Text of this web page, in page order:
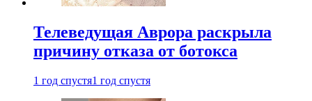
Телеведущая Аврора раскрыла
причину отказа от ботокса
1 год спустя1 год спустя